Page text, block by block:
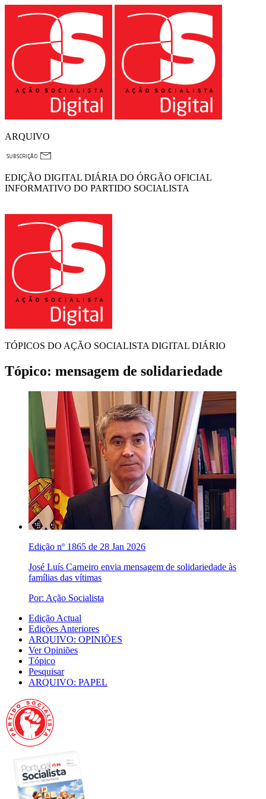
ARQUIVO
EDIÇÃO DIGITAL DIÁRIA DO ÓRGÃO OFICIAL
INFORMATIVO DO PARTIDO SOCIALISTA
TÓPICOS DO AÇÃO SOCIALISTA DIGITAL DIÁRIO
Tópico: mensagem de solidariedade
Edição nº 1865 de 28 Jan 2026
José Luís Carneiro envia mensagem de solidariedade às
famílias das vítimas
Por: Ação Socialista
Edição Actual
Edições Anteriores
ARQUIVO: OPINIÕES
Ver Opiniões
Tópico
Pesquisar
ARQUIVO: PAPEL